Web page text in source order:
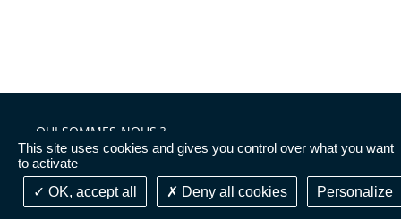
This site uses cookies and gives you control over what you want
to activate
OK, accept all
Deny all cookies Personalize
QUI SOMMES-NOUS ?
DÉCISIONS DE JUSTICE
AVIS CONSULTATIFS